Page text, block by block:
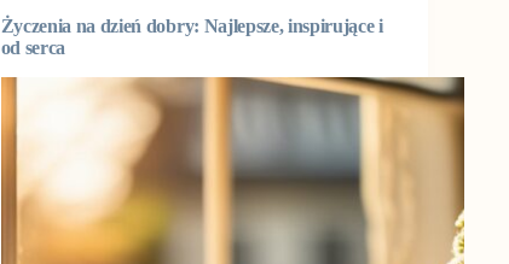
Życzenia na dzień dobry: Najlepsze, inspirujące i
od serca